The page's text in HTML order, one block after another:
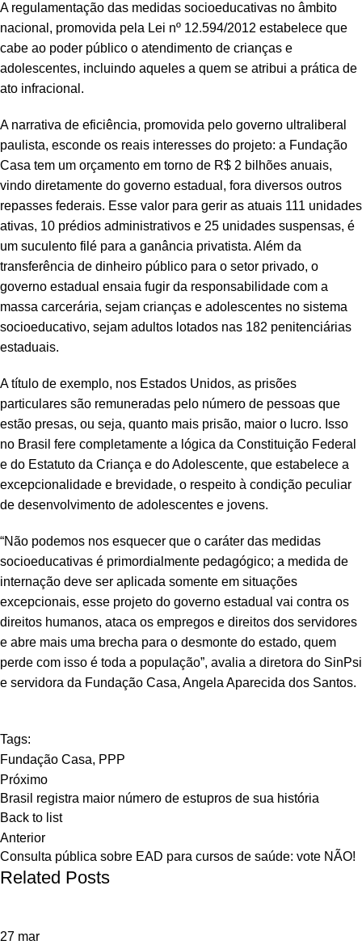
A regulamentação das medidas socioeducativas no âmbito
nacional, promovida pela Lei nº 12.594/2012 estabelece que
cabe ao poder público o atendimento de crianças e
adolescentes, incluindo aqueles a quem se atribui a prática de
ato infracional.
A narrativa de eficiência, promovida pelo governo ultraliberal
paulista, esconde os reais interesses do projeto: a Fundação
Casa tem um orçamento em torno de R$ 2 bilhões anuais,
vindo diretamente do governo estadual, fora diversos outros
repasses federais. Esse valor para gerir as atuais 111 unidades
ativas, 10 prédios administrativos e 25 unidades suspensas, é
um suculento filé para a ganância privatista. Além da
transferência de dinheiro público para o setor privado, o
governo estadual ensaia fugir da responsabilidade com a
massa carcerária, sejam crianças e adolescentes no sistema
socioeducativo, sejam adultos lotados nas 182 penitenciárias
estaduais.
A título de exemplo, nos Estados Unidos, as prisões
particulares são remuneradas pelo número de pessoas que
estão presas, ou seja, quanto mais prisão, maior o lucro. Isso
no Brasil fere completamente a lógica da Constituição Federal
e do Estatuto da Criança e do Adolescente, que estabelece a
excepcionalidade e brevidade, o respeito à condição peculiar
de desenvolvimento de adolescentes e jovens.
“Não podemos nos esquecer que o caráter das medidas
socioeducativas é primordialmente pedagógico; a medida de
internação deve ser aplicada somente em situações
excepcionais, esse projeto do governo estadual vai contra os
direitos humanos, ataca os empregos e direitos dos servidores
e abre mais uma brecha para o desmonte do estado, quem
perde com isso é toda a população”, avalia a diretora do SinPsi
e servidora da Fundação Casa, Angela Aparecida dos Santos.
Tags:
Fundação Casa, PPP
Próximo
Brasil registra maior número de estupros de sua história
Back to list
Anterior
Consulta pública sobre EAD para cursos de saúde: vote NÃO!
Related Posts
27 mar